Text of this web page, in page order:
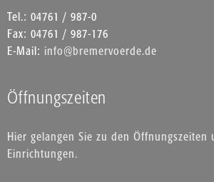
Tel.: 04761 / 987-0
Fax: 04761 / 987-176
E-Mail: info@bremervoerde.de
Öffnungszeiten
Hier gelangen Sie zu den Öffnungszeiten
Einrichtungen.